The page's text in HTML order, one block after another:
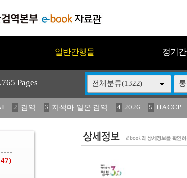
일반간행물 정기
Pages 전체분류(1322)
2 검역 3 지색마 일본 검역 4 2026 5 HACCP
2025 12 중독성 식물 도감 13 (2013년도) 식 14 구